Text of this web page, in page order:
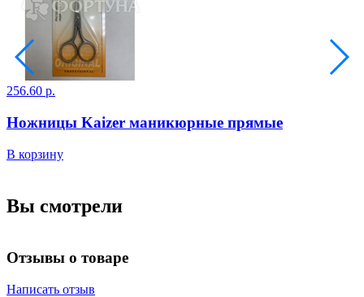
256.60 р.
Ножницы Kaizer маникюрные прямые
В корзину
Вы смотрели
Отзывы о товаре
Написать отзыв